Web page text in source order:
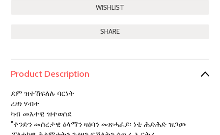
SHARE
Product Description
ደም ዝተኸፍለሉ ባርነት
ረዘነ ሃብተ
ካብ መእተዊ ዝተወሰደ
"ቀንድን መሰረታዊ ዕላማን ዛዕባን መጽሓፈይ፡ ነቲ ሕድሕድ ዝጋጮ